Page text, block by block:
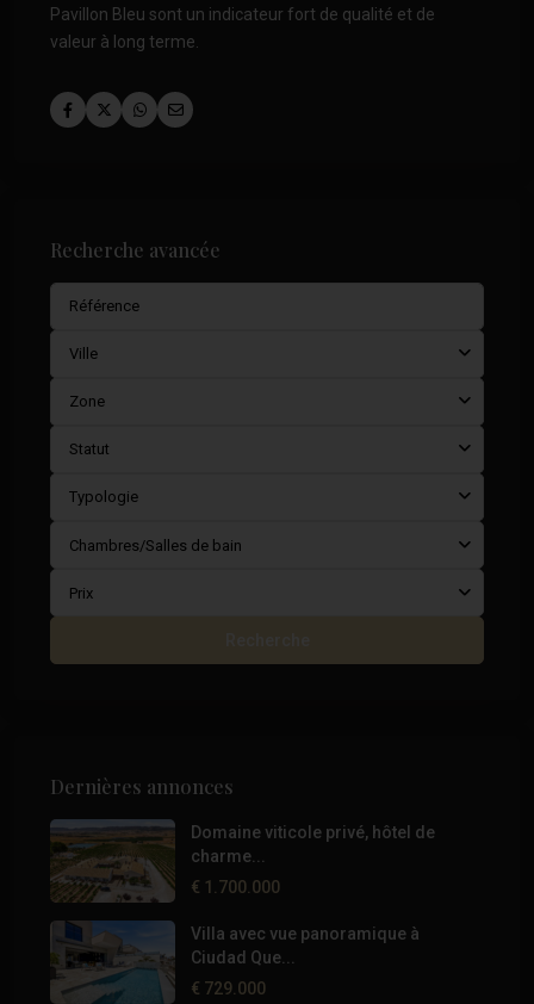
Pavillon Bleu sont un indicateur fort de qualité et de
valeur à long terme.
Recherche avancée
Ville
Zone
Statut
Typologie
Chambres/Salles de bain
Prix
Dernières annonces
Domaine viticole privé, hôtel de
charme...
€ 1.700.000
Villa avec vue panoramique à
Ciudad Que...
€ 729.000